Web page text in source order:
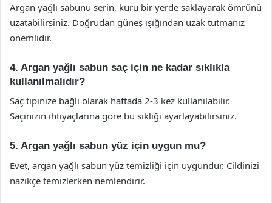
Argan yağlı sabunu serin, kuru bir yerde saklayarak ömrünü
uzatabilirsiniz. Doğrudan güneş ışığından uzak tutmanız
önemlidir.
4. Argan yağlı sabun saç için ne kadar sıklıkla
kullanılmalıdır?
Saç tipinize bağlı olarak haftada 2-3 kez kullanılabilir.
Saçınızın ihtiyaçlarına göre bu sıklığı ayarlayabilirsiniz.
5. Argan yağlı sabun yüz için uygun mu?
Evet, argan yağlı sabun yüz temizliği için uygundur. Cildinizi
nazikçe temizlerken nemlendirir.